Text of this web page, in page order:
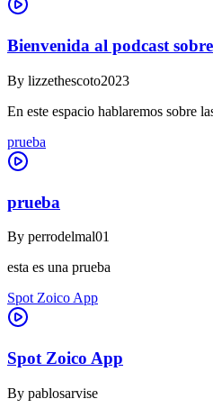
Bienvenida al podcast
By lizzethescoto2023
En este espacio hablaremos sobre
prueba
prueba
By perrodelmal01
esta es una prueba
Spot Zoico App
Spot Zoico App
By pablosarvise